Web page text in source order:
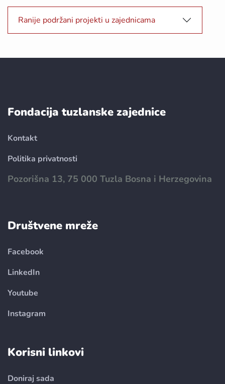
Ranije podržani projekti u zajednicama
Fondacija tuzlanske zajednice
Kontakt
Politika privatnosti
Pozorišna 13, 75 000 Tuzla Bosna i Herzegovina
Društvene mreže
Facebook
LinkedIn
Youtube
Instagram
Korisni linkovi
Doniraj sada